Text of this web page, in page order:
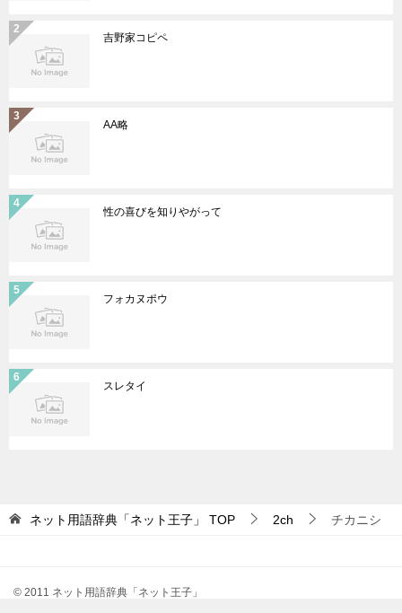
吉野家コピペ
AA略
性の喜びを知りやがって
フォカヌポウ
スレタイ
ネット用語辞典「ネット王子」 TOP 2ch チカニシ
© 2011 ネット用語辞典「ネット王子」